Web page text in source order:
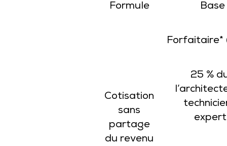
Formule
Cotisation
sans
partage
du revenu
Forfaitaire*
25 %